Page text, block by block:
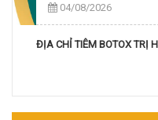
04/08/2026
ĐỊA CHỈ TIÊM BOTOX TRỊ